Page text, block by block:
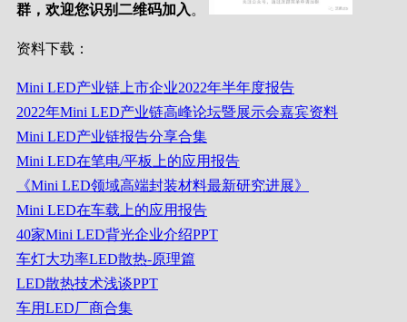
群，欢迎您识别二维码加入 。
资料下载：
Mini LED产业链上市企业2022年半年度报告
2022年Mini LED产业链高峰论坛暨展示会嘉宾资料
Mini LED产业链报告分享合集
Mini LED在笔电/平板上的应用报告
《Mini LED领域高端封装材料最新研究进展》
Mini LED在车载上的应用报告
40家Mini LED背光企业介绍PPT
车灯大功率LED散热-原理篇
LED散热技术浅谈PPT
车用LED厂商合集